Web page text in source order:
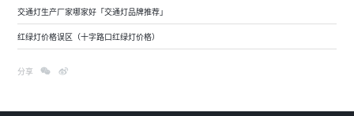
交通灯生产厂家哪家好「交通灯品牌推荐」
红绿灯价格误区（十字路口红绿灯价格）
分享